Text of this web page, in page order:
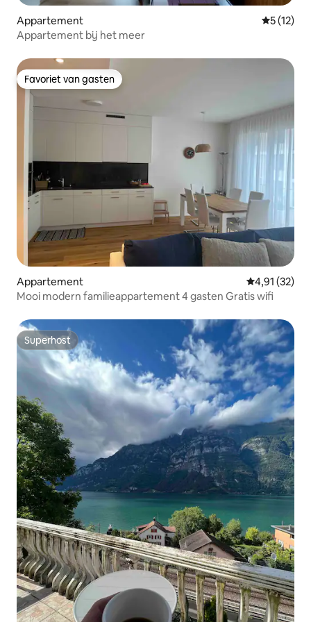
Appartement
5 (12)
Appartement bij het meer
Favoriet van gasten
Favoriet van gasten
Appartement Gemiddelde
4,91 (32)
Mooi modern familieappartement 4 gasten Gratis wifi
Superhost
Superhost